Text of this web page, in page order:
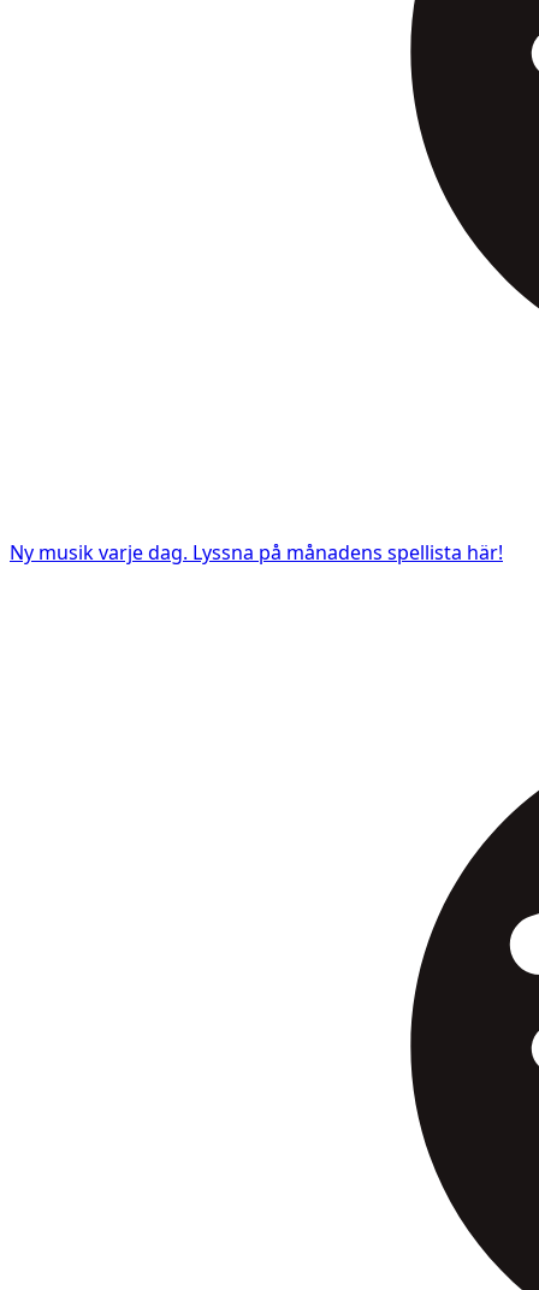
Ny musik varje dag. Lyssna på månadens spellista här!